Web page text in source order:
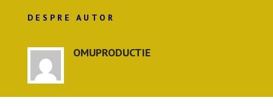
DESPRE AUTOR
OMUPRODUCTIE